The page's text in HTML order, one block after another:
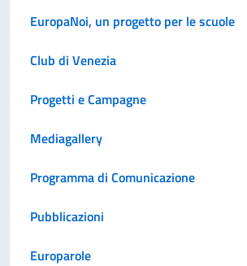
EuropaNoi, un progetto per le scuole
Club di Venezia
Progetti e Campagne
Mediagallery
Programma di Comunicazione
Pubblicazioni
Europarole